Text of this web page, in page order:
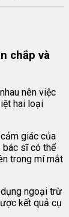
chắp và
nên việc
hai loại
giác của
bác sĩ có thể
trong mí mắt
ngoại trừ
kết quả cụ